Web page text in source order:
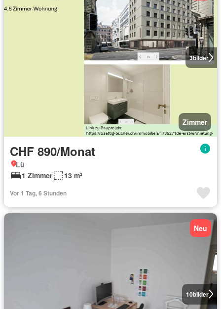
3bilder
Zimmer
CHF 890/Monat
Lü
1 Zimmer
13 m²
Vor 1 Tag, 6 Stunden
10bilder
Neu